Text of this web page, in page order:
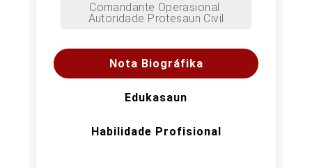
Comandante Operasional
Autoridade Protesaun Civil
Nota Biográfika
Edukasaun
Habilidade Profisional